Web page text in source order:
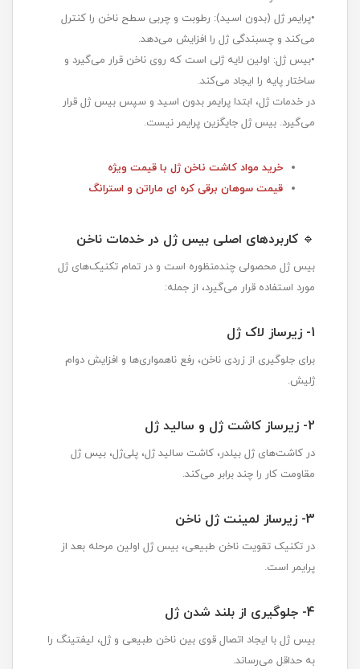
•پرایمر ژل (بدون اسید): رطوبت و چربی سطح ناخن را کنترل
می‌کند و چسبندگی ژل را افزایش می‌دهد.
•بیس ژل: اولین لایه ژلی است که روی ناخن قرار می‌گیرد و
ساختار پایه را ایجاد می‌کند.
در خدمات ژل، ابتدا پرایمر بدون اسید و سپس بیس ژل قرار
می‌گیرد. بیس ژل جایگزین پرایمر نیست.
خرید مواد کاشت ناخن ژل با قیمت ویژه
قیمت سوهان برقی کره ای ماراتن و استرانگ
🔹 کاربردهای اصلی بیس ژل در خدمات ناخن
بیس ژل محصولی چندمنظوره است و در تمام تکنیک‌های ژل
مورد استفاده قرار می‌گیرد، از جمله:
1- زیرساز لاک ژل
برای جلوگیری از زردی ناخن، رفع ناهمواری‌ها و افزایش دوام
ژلیش.
2- زیرساز کاشت ژل و سالید ژل
در کاشت‌های ژل بیلدر، کاشت سالید ژل، پلی‌ژل، بیس ژل
مقاومت کار را چند برابر می‌کند.
3- زیرساز لمینت ژل ناخن
در تکنیک تقویت ناخن طبیعی، بیس ژل اولین مرحله بعد از
پرایمر است.
4- جلوگیری از بلند شدن ژل
بیس ژل با ایجاد اتصال قوی بین ناخن طبیعی و ژل، ليفتینگ را
به حداقل می‌رساند.